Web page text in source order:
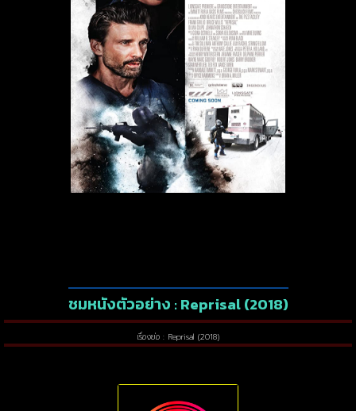
ชมหนังตัวอย่าง : Reprisal (2018)
เรื่องย่อ : Reprisal (2018)